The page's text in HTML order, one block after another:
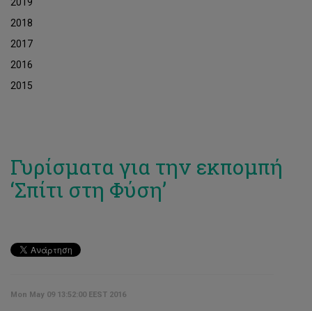
2018
2017
2016
2015
Γυρίσματα για την εκπομπή
‘Σπίτι στη Φύση’
Mon May 09 13:52:00 EEST 2016